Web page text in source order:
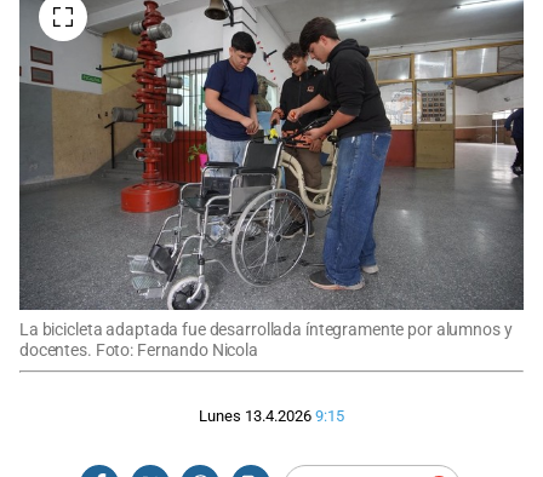
La bicicleta adaptada fue desarrollada íntegramente por alumnos y
docentes. Foto: Fernando Nicola
Lunes 13.4.2026 9:15